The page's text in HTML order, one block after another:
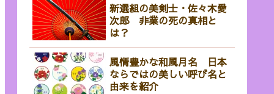
新選組の美剣士・佐々木愛
次郎 非業の死の真相と
は？
風情豊かな和風月名 日本
ならではの美しい呼び名と
由来を紹介